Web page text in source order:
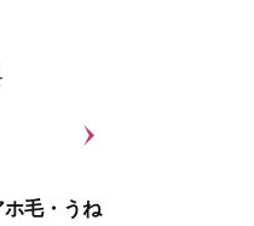
ホ毛・うね